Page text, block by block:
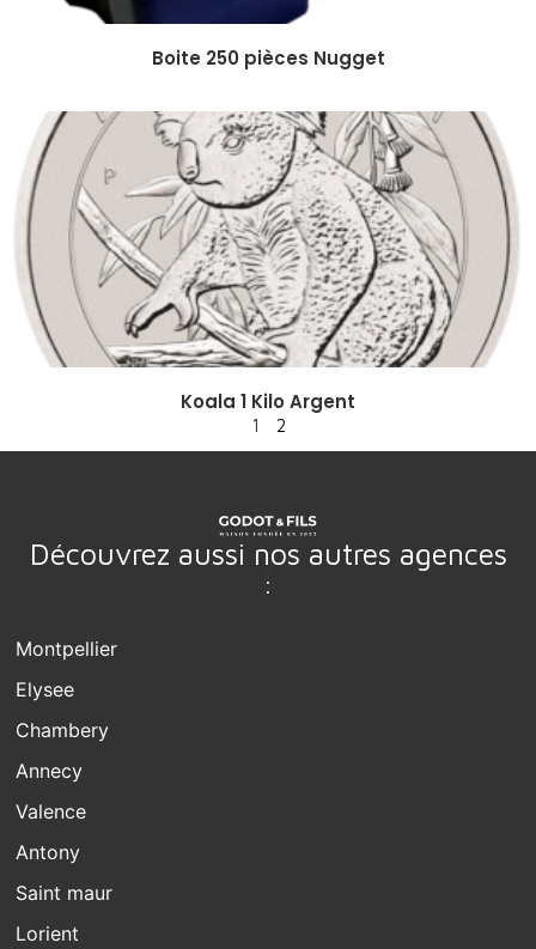
Boite 250 pièces Nugget
Koala 1 Kilo Argent
1 2
Découvrez aussi nos autres agences
:
Montpellier
Elysee
Chambery
Annecy
Valence
Antony
Saint maur
Lorient